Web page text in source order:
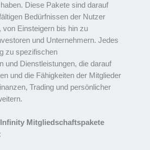
Diese Pakete sind darauf
Bedürfnissen der Nutzer
von Einsteigern bis hin zu
und Unternehmern. Jedes
zu spezifischen
und Dienstleistungen, die darauf
und die Fähigkeiten der Mitglieder
Trading und persönlicher
Mitgliedschaftspakete
: